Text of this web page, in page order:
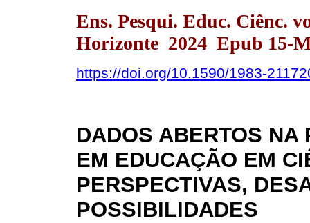
Ens. Pesqui. Educ. Ciênc.
Horizonte 2024 Epub 15-
https://doi.org/10.1590/1983-
DADOS ABERTOS NA
EM EDUCAÇÃO EM
PERSPECTIVAS,
POSSIBILIDADES